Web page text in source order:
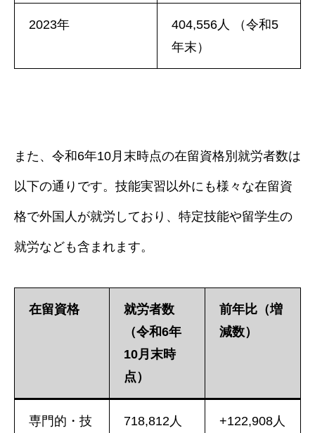
2023年
404,556人 （令和5
年末）
また、令和6年10月末時点の在留資格別就労者数は
以下の通りです。技能実習以外にも様々な在留資
格で外国人が就労しており、特定技能や留学生の
就労なども含まれます。
在留資格
就労者数
（令和6年
10月末時
点）
前年比（増
減数）
専門的・技
718,812人
+122,908人